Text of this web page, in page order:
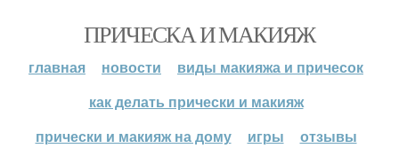
ПРИЧЕСКА И МАКИЯЖ
главная новости
виды макияжа и причесок
как делать прически и макияж
прически и макияж на дому
игры отзывы